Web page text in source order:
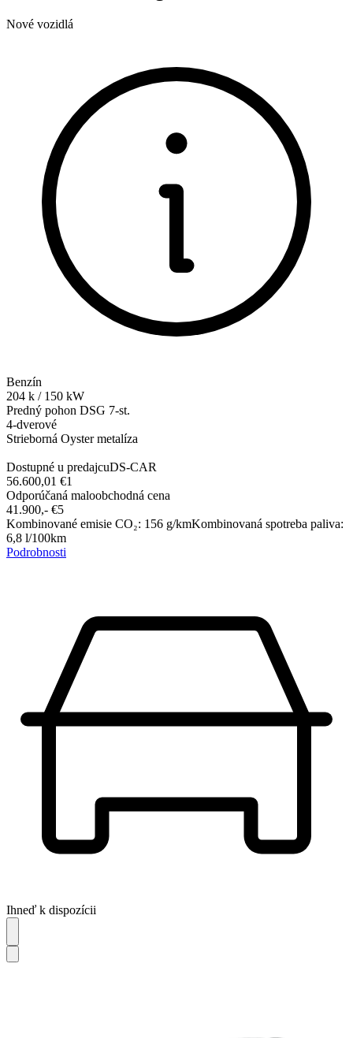
Nové vozidlá
Benzín
204 k / 150 kW
Predný pohon DSG 7-st.
4-dverové
Strieborná Oyster metalíza
Dostupné u predajcuDS-CAR
56.600,01 €1
Odporúčaná maloobchodná cena
41.900,-‍ €5
Kombinované emisie CO₂: 156 g/kmKombinovaná spotreba paliva:
6,8 l/100km
Podrobnosti
Ihneď k dispozícii